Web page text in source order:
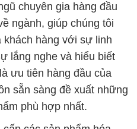
chuyên gia hàng đầu
ngành, giúp chúng tôi
khách hàng với sự linh
lắng nghe và hiểu biết
ưu tiên hàng đầu của
sẵn sàng đề xuất những
phù hợp nhất.